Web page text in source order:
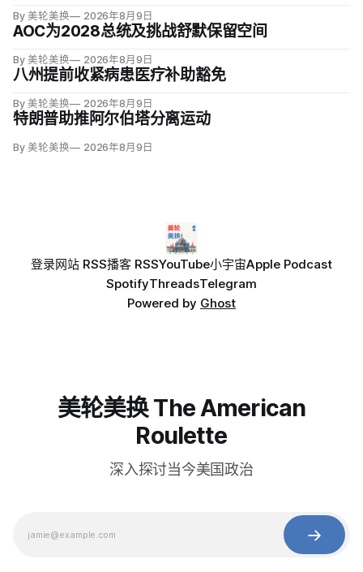
By 美轮美换 2026年8月9日
AOC为2028总统及挑战舒默保留空间
By 美轮美换 2026年8月9日
八州提前收紧病患医疗补助豁免
By 美轮美换 2026年8月9日
特朗普助推阿尔伯塔分离运动
By 美轮美换 2026年8月9日
登录网站 RSS播客 RSSYouTube小宇宙Apple Podcast
SpotifyThreadsTelegram
Powered by Ghost
美轮美换 The American
Roulette
深入探讨当今美国政治